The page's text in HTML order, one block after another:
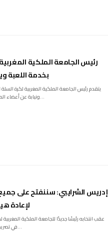
رئيس الجامعة الملكية
بخدمة اللعبة
يتقدم رئيس الجامعة الملكية المغربية لكرة
ونيابة عن أعضاء المكتب، بخالص عبارات الشكر والامتنان...
إدريس الشرايبي: سننفتح على
لإعادة
عقب انتخابه رئيسًا جديدًا للجامعة الملكية
في تصريح صحفي أن الجمع العام الانتخابي مر...